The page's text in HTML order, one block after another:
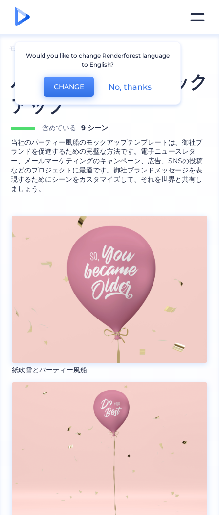
モックアップ
パーティー風船のモック
アップ
含めている
9 シーン
当社のパーティー風船のモックアップテンプレートは、御社ブ
ランドを促進するための完璧な方法です。電子ニュースレタ
ー、メールマーケティングのキャンペーン、広告、SNSの投稿
などのプロジェクトに最適です。御社ブランドメッセージを表
現するためにシーンをカスタマイズして、それを世界と共有し
ましょう。
紙吹雪とパーティー風船
Would you like to change Renderforest language
to English?
CHANGE No, thanks